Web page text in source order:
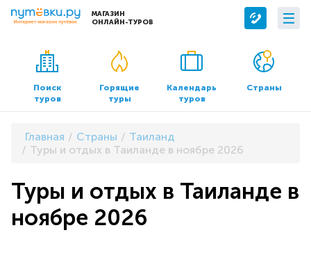
МАГАЗИН
ОНЛАЙН-ТУРОВ
Сервисы
Бронирование отелей
Трансфер
О компании
О нас
Контакты
Документы и реквизиты
Поиск
туров
Горящие
туры
Календарь
туров
Страны
Главная Страны
Таиланд
Туры и отдых в Таиланде в ноябре 2026
Туры и отдых в Таиланде в
ноябре 2026